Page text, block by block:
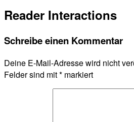
Reader Interactions
Schreibe einen Kommentar
Deine E-Mail-Adresse wird nicht
Felder sind mit* markiert